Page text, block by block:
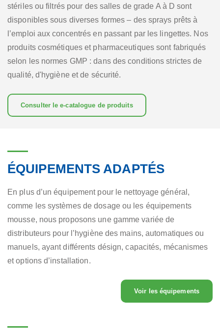
stériles ou filtrés pour des salles de grade A à D sont
disponibles sous diverses formes – des sprays prêts à
l’emploi aux concentrés en passant par les lingettes. Nos
produits cosmétiques et pharmaceutiques sont fabriqués
selon les normes GMP : dans des conditions strictes de
qualité, d'hygiène et de sécurité.
Consulter le e-catalogue de produits
ÉQUIPEMENTS ADAPTÉS
En plus d’un équipement pour le nettoyage général,
comme les systèmes de dosage ou les équipements
mousse, nous proposons une gamme variée de
distributeurs pour l’hygiène des mains, automatiques ou
manuels, ayant différents désign, capacités, mécanismes
et options d’installation.
Voir les équipements